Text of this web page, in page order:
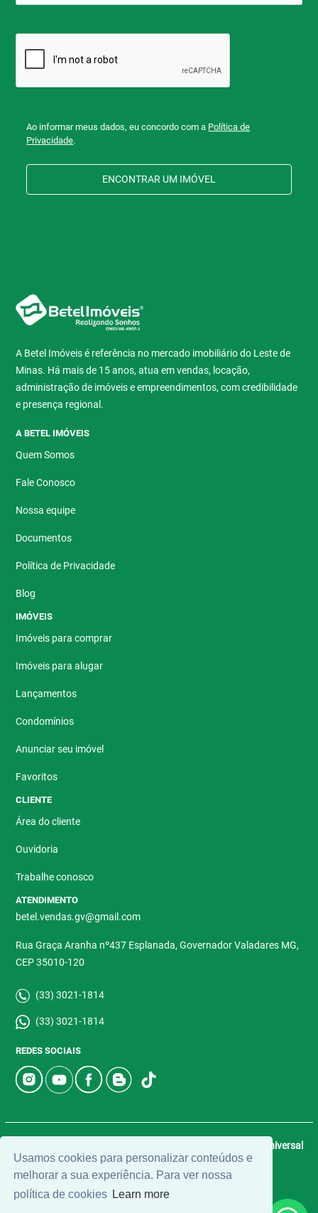
Usamos cookies para personalizar conteúdos e
melhorar a sua experiência. Para ver nossa
política de cookies Learn more
Ao informar meus dados, eu concordo com a Política de
Privacidade.
ENCONTRAR UM IMÓVEL
A Betel Imóveis é referência no mercado imobiliário do Leste de
Minas. Há mais de 15 anos, atua em vendas, locação,
administração de imóveis e empreendimentos, com credibilidade
e presença regional.
A BETEL IMÓVEIS
Quem Somos
Fale Conosco
Nossa equipe
Documentos
Política de Privacidade
Blog
IMÓVEIS
Imóveis para comprar
Imóveis para alugar
Lançamentos
Condomínios
Anunciar seu imóvel
Favoritos
CLIENTE
Área do cliente
Ouvidoria
Trabalhe conosco
ATENDIMENTO
betel.vendas.gv@gmail.com
Rua Graça Aranha nº437 Esplanada, Governador Valadares MG,
CEP 35010-120
(33) 3021-1814
(33) 3021-1814
REDES SOCIAIS
Universal
Software.